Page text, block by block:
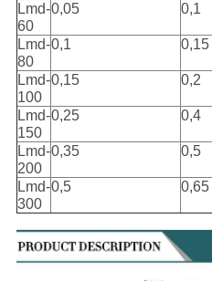
Lmd-
60
0,05 0,1
Lmd-
80
0,1 0,15
Lmd-
100
0,15 0,2
Lmd-
150
0,25 0,4
Lmd-
200
0,35 0,5
Lmd-
300
0,5 0,65